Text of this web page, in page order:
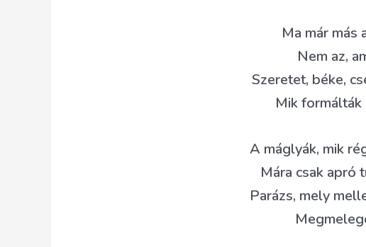
Ma már más
Nem az,
Szeretet, béke,
Mik
A máglyák, mik
Mára csak apró
Parázs, mely